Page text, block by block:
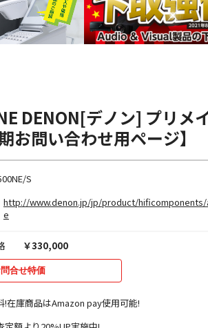
DENON[デノン] プリメ
お問い合わせ用ページ】
S
http://www.denon.jp/jp/product/hificomponents/
e
￥330,000
合せ特価
!在庫商品はAmazon pay使用可能!